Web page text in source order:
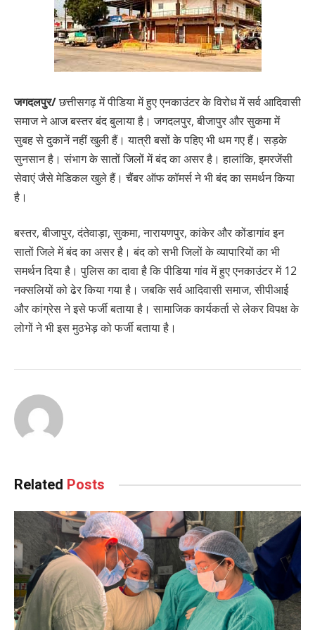
जगदलपुर/छत्तीसगढ़ में पीडिया में हुए एनकाउंटर के विरोध में सर्व आदिवासी
समाज ने आज बस्तर बंद बुलाया है। जगदलपुर, बीजापुर और सुकमा में
सुबह से दुकानें नहीं खुली हैं। यात्री बसों के पहिए भी थम गए हैं। सड़के
सुनसान है। संभाग के सातों जिलों में बंद का असर है। हालांकि, इमरजेंसी
सेवाएं जैसे मेडिकल खुले हैं। चैंबर ऑफ कॉमर्स ने भी बंद का समर्थन किया
है।
बस्तर, बीजापुर, दंतेवाड़ा, सुकमा, नारायणपुर, कांकेर और कोंडागांव इन
सातों जिले में बंद का असर है। बंद को सभी जिलों के व्यापारियों का भी
समर्थन दिया है। पुलिस का दावा है कि पीडिया गांव में हुए एनकाउंटर में 12
नक्सलियों को ढेर किया गया है। जबकि सर्व आदिवासी समाज, सीपीआई
और कांग्रेस ने इसे फर्जी बताया है। सामाजिक कार्यकर्ता से लेकर विपक्ष के
लोगों ने भी इस मुठभेड़ को फर्जी बताया है।
Related Posts